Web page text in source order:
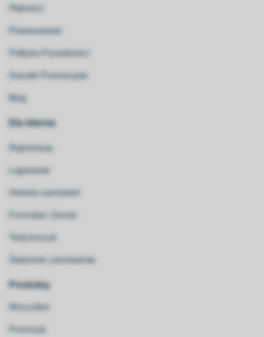
Płatności
Finansowanie
Polityka Prywatności
Gazetki Promocyjne
Blog
Dla klienta
Rejestracja
Logowanie
Historia zamówień
Formularz Zwrotu
Twój koszyk
Śledzenie zamówienia
Produkty
Wszystkie
Promocje